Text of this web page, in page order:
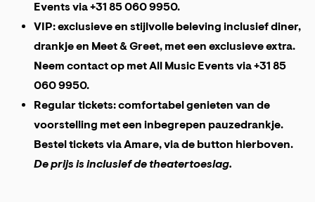
Events via +31 85 060 9950.
VIP: exclusieve en stijlvolle beleving inclusief diner,
drankje en Meet & Greet, met een exclusieve extra.
Neem contact op met All Music Events via +31 85
060 9950.
Regular tickets: comfortabel genieten van de
voorstelling met een inbegrepen pauzedrankje.
Bestel tickets via Amare, via de button hierboven.
De prijs is inclusief de theatertoeslag.